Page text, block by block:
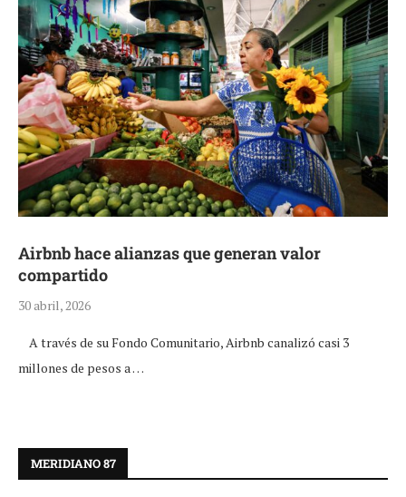
Airbnb hace alianzas que generan valor
compartido
30 abril, 2026
A través de su Fondo Comunitario, Airbnb canalizó casi 3
millones de pesos a …
MERIDIANO 87